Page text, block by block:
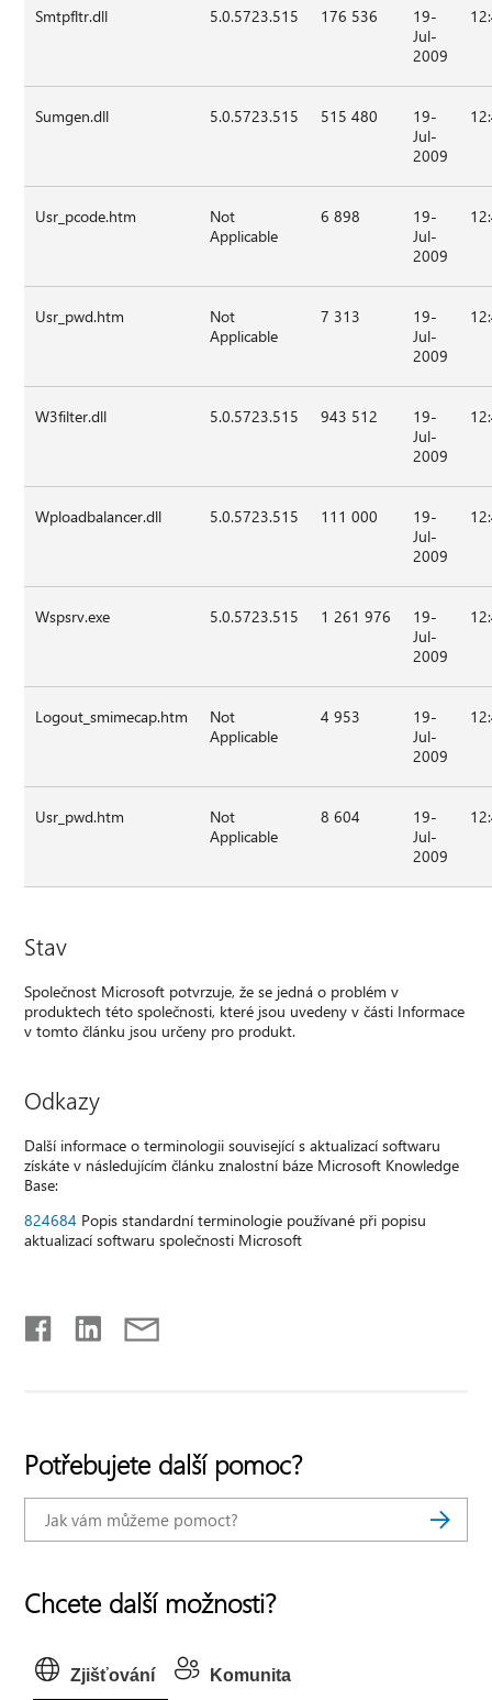
Smtpfltr.dll 5.0.5723.515 176 536
19-
Jul-
2009
Sumgen.dll 5.0.5723.515 515 480
19-
Jul-
2009
Usr_pcode.htm
Not
Applicable
6 898
19-
Jul-
2009
Usr_pwd.htm
Not
Applicable
7 313
19-
Jul-
2009
W3filter.dll 5.0.5723.515 943 512
19-
Jul-
2009
Wploadbalancer.dll 5.0.5723.515 111 000
19-
Jul-
2009
Wspsrv.exe 5.0.5723.515 1 261 976
19-
Jul-
2009
Logout_smimecap.htm
Not
Applicable
4 953
19-
Jul-
2009
Usr_pwd.htm
Not
Applicable
8 604
19-
Jul-
2009
Stav
Společnost Microsoft potvrzuje, že se jedná o problém v
produktech této společnosti, které jsou uvedeny v části Informace
v tomto článku jsou určeny pro produkt.
Odkazy
Další informace o terminologii související s aktualizací softwaru
získáte v následujícím článku znalostní báze Microsoft Knowledge
Base:
824684 Popis standardní terminologie používané při popisu
aktualizací softwaru společnosti Microsoft
Potřebujete další pomoc?
Chcete další možnosti?
Zjišťování Komunita